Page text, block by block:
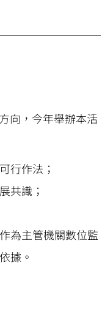
向，今年舉辦本活
行作法；
共識；
為主管機關數位監
據。